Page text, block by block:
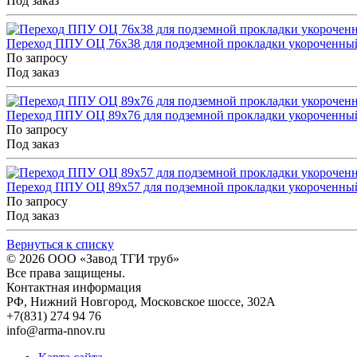
Переход ППУ ОЦ 76x38 для подземной прокладки
По запросу
Под заказ
Переход ППУ ОЦ 89x76 для подземной прокладки
По запросу
Под заказ
Переход ППУ ОЦ 89x57 для подземной прокладки
По запросу
Под заказ
Вернуться к списку
© 2026 ООО «Завод ТГИ труб»
Все права защищены.
Контактная информация
РФ, Нижний Новгород, Московское шоссе, 302А
+7(831) 274 94 76
info@arma-nnov.ru